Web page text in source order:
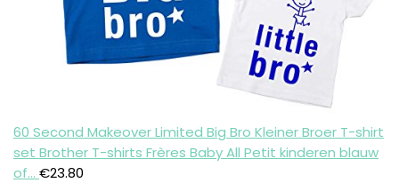
60 Second Makeover Limited Big Bro Kleiner Broer T-shirt
set Brother T-shirts Frères Baby All Petit kinderen blauw
of… €23.80